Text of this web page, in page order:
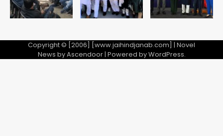
3
28 साल बाद कानून के शिकंजे में आया हत्या का
फरार आरोपी
Copyright © [2006] [www.jaihindjanab.com] | Novel
News byAscendoor| Powered byWordPress.